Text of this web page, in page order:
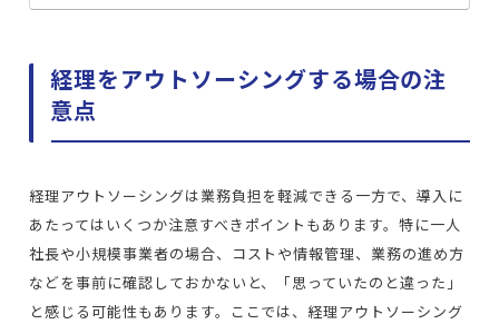
経理をアウトソーシングする場合の注
意点
経理アウトソーシングは業務負担を軽減できる一方で、導入に
あたってはいくつか注意すべきポイントもあります。特に一人
社長や小規模事業者の場合、コストや情報管理、業務の進め方
などを事前に確認しておかないと、「思っていたのと違った」
と感じる可能性もあります。ここでは、経理アウトソーシング